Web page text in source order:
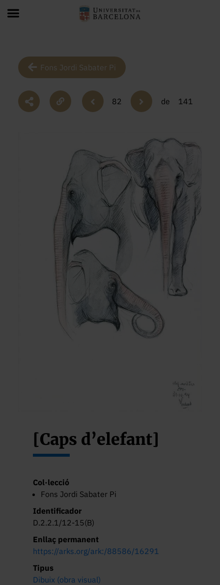
Fons Jordi Sabater Pi
82 de 141
[Caps d’elefant]
Col·lecció
Fons Jordi Sabater Pi
Identificador
D.2.2.1/12-15(B)
Enllaç permanent
https://arks.org/ark:/88586/16291
Tipus
Dibuix (obra visual)